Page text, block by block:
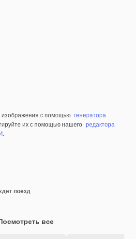
изображения с помощью генератора
их с помощью нашего редактора
.
поезд
все